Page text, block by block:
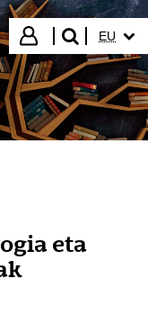
Hasi saioa
bilatu"
EU
eta